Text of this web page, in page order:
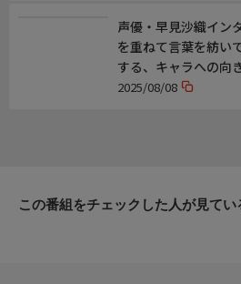
声優・早見沙織イン
を重ねて言葉を紡い
する、キャラへの向
2025/08/08
この番組をチェックした人が見てい